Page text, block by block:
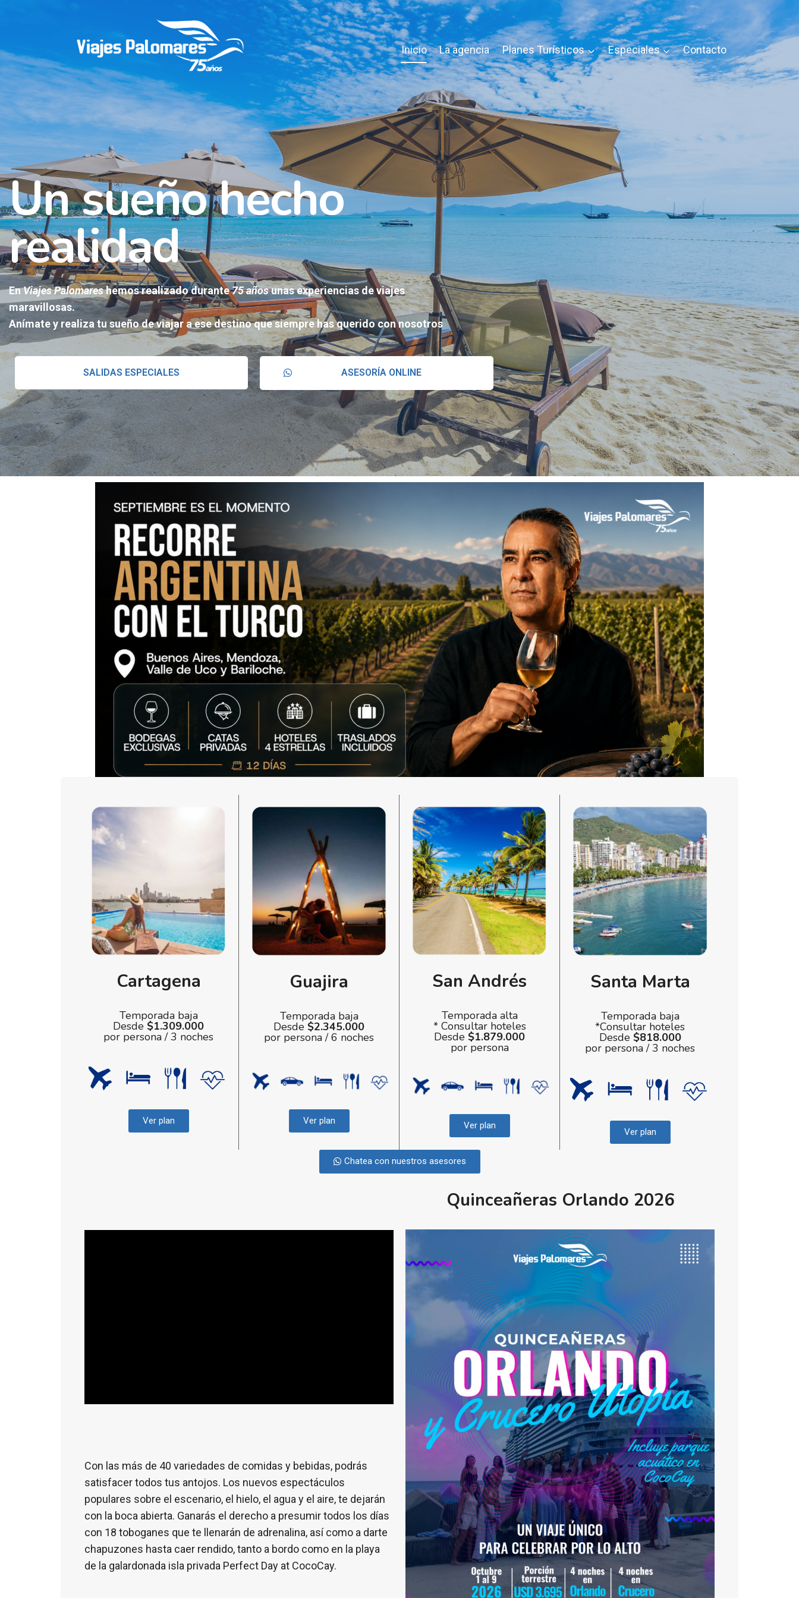
Inicio La agencia Planes Turísticos Especiales Contacto
Un sueño hecho
realidad
EnViajes Palomareshemos realizado durante75 añosunas experiencias de viajes
maravillosas.
Anímate y realiza tu sueño de viajar a ese destino que siempre has querido con nosotros
SALIDAS ESPECIALES ASESORÍA ONLINE
Cartagena
Temporada baja
Desde $1.309.000
por persona / 3 noches
Ver plan
Guajira
Temporada baja
Desde $2.345.000
por persona / 6 noches
Ver plan
San Andrés
Temporada alta
* Consultar hoteles
Desde $1.879.000
por persona
Ver plan
Santa Marta
Temporada baja
*Consultar hoteles
Desde $818.000
por persona / 3 noches
Ver plan
Chatea con nuestros asesores
Con las más de 40 variedades de comidas y bebidas, podrás
satisfacer todos tus antojos. Los nuevos espectáculos
populares sobre el escenario, el hielo, el agua y el aire, te dejarán
con la boca abierta. Ganarás el derecho a presumir todos los días
con 18 toboganes que te llenarán de adrenalina, así como a darte
chapuzones hasta caer rendido, tanto a bordo como en la playa
de la galardonada isla privada Perfect Day at CocoCay.
Quinceañeras Orlando 2026